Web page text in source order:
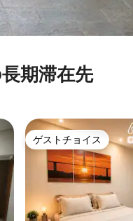
期滞在先
ゲストチョイス
ゲストチョイス